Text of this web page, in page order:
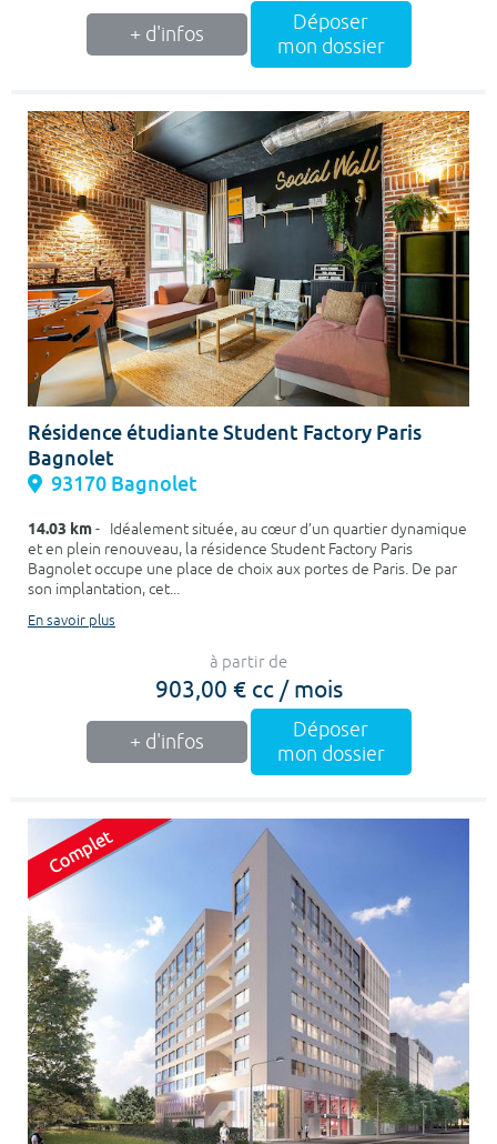
+ d'infos
Déposer
mon dossier
Résidence étudiante Student Factory Paris
Bagnolet
93170 Bagnolet
14.03 km- Idéalement située, au cœur d’un quartier dynamique
et en plein renouveau, la résidence Student Factory Paris
Bagnolet occupe une place de choix aux portes de Paris. De par
son implantation, cet...
En savoir plus
à partir de
903,00 € cc / mois
+ d'infos
Déposer
mon dossier